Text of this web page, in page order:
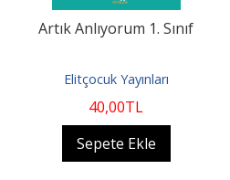
Artık Anlıyorum 1. Sınıf
Elitçocuk Yayınları
40,00TL
Sepete Ekle